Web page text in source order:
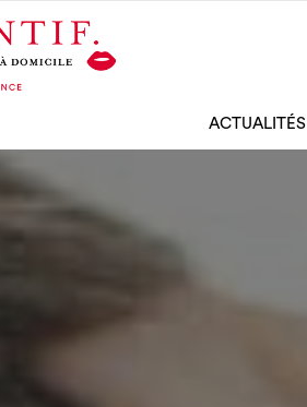
ACTUALITÉS